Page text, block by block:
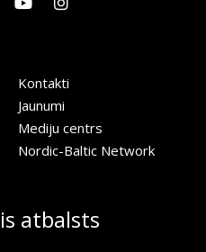
Kontakti
Jaunumi
Mediju centrs
Nordic-Baltic Network
atbalsts